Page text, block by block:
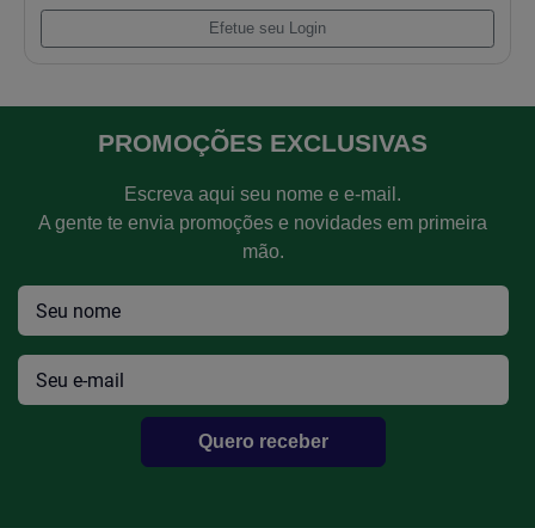
Cabecote Vw Md 1.5 Passat/Gol/Voyage/
Efetue seu Login
PROMOÇÕES EXCLUSIVAS
Escreva aqui seu nome e e-mail.
A gente te envia promoções e novidades em primeira
mão.
Quero receber